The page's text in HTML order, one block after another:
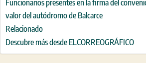
Funcionarios presentes en la firma del
valor del autódromo de Balcarce
Relacionado
Descubre más desde ELCORREOGRÁFICO